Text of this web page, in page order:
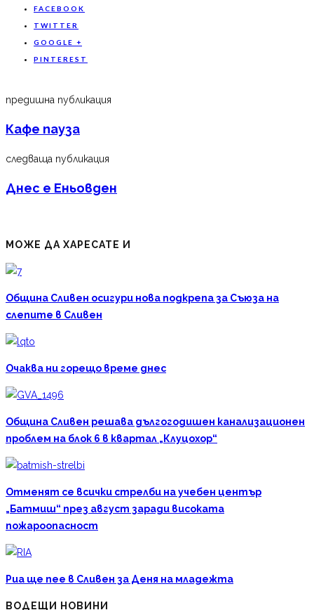
FACEBOOK
TWITTER
GOOGLE +
PINTEREST
предишна публикация
Кафе пауза
следваща публикация
Днес е Еньовден
МОЖЕ ДА ХАРЕСАТЕ И
Община Сливен осигури нова подкрепа за Съюза на
слепите в Сливен
Очаква ни горещо време днес
Община Сливен решава дългогодишен канализационен
проблем на блок 6 в квартал „Клуцохор“
Отменят се всички стрелби на учебен център
„Батмиш“ през август заради високата
пожароопасност
Риа ще пее в Сливен за Деня на младежта
ВОДЕЩИ НОВИНИ